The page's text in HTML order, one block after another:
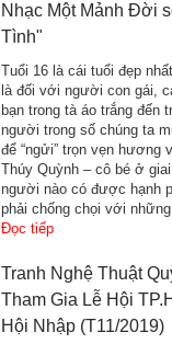
Nhạc Một Mảnh Đời
Tình"
Tuổi 16 là cái tuổi đẹp
là đối với người con gái,
bạn trong tà áo trắng đến
người trong số chúng ta
để “ngửi” trọn vẹn hương
Thúy Quỳnh – cô bé ở
người nào có được hạnh
phải chống chọi với
Đọc tiếp
Tranh Nghệ Thuật
Tham Gia Lễ Hội
Hội Nhập (T11/2019)